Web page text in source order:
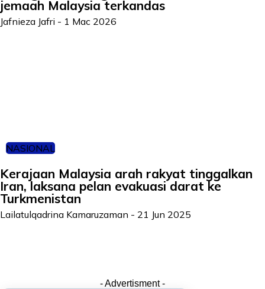
jemaah Malaysia terkandas
Jafnieza Jafri - 1 Mac 2026
NASIONAL
Kerajaan Malaysia arah rakyat tinggalkan
Iran, laksana pelan evakuasi darat ke
Turkmenistan
Lailatulqadrina Kamaruzaman - 21 Jun 2025
- Advertisment -